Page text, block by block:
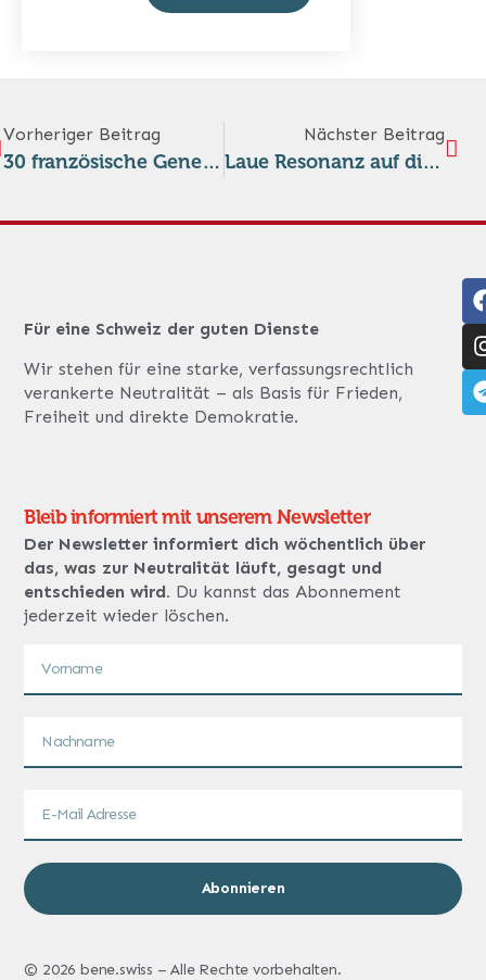
Vorheriger Beitrag
30 französische Generäle verlangen Parlamentsdebatte über das Engagement in der Ukraine
Nächster Beitrag
Laue Resonanz auf die 800-Milliarden-Euro-Rüstungsinitiative der EU-Kommission «ReArm Europe»
Für eine Schweiz der guten Dienste
Wir stehen für eine starke, verfassungsrechtlich
verankerte Neutralität – als Basis für Frieden,
Freiheit und direkte Demokratie.
Bleib informiert mit unserem Newsletter
Der Newsletter informiert dich wöchentlich über
das, was zur Neutralität läuft, gesagt und
entschieden wird. Du kannst das Abonnement
jederzeit wieder löschen.
Abonnieren
© 2026 bene.swiss – Alle Rechte vorbehalten.